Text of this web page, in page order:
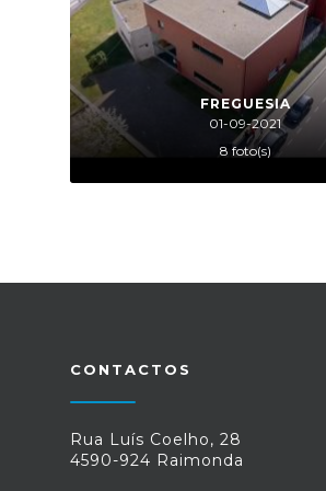
FREGUESIA
01-09-2021
8 foto(s)
CONTACTOS
Rua Luís Coelho, 28
4590-924 Raimonda